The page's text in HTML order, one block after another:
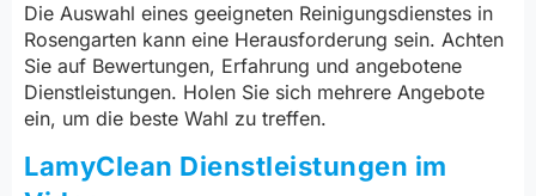
Die Auswahl eines geeigneten Reinigungsdienstes in
Rosengarten kann eine Herausforderung sein. Achten
Sie auf Bewertungen, Erfahrung und angebotene
Dienstleistungen. Holen Sie sich mehrere Angebote
ein, um die beste Wahl zu treffen.
LamyClean Dienstleistungen im